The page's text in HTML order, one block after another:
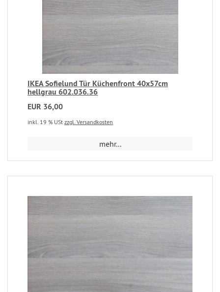
IKEA Sofielund Tür Küchenfront 40x57cm
hellgrau 602.036.36
EUR 36,00
inkl. 19 % USt zzgl. Versandkosten
mehr...